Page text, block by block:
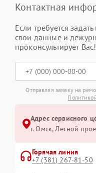
Контактная
Если требуется
свои данные и
проконсультирует Вас!
Отправляя заявку на
Адрес сервисного
г. Омск, ​Лесной
Горячая линия
+7 (381) 267-81-50